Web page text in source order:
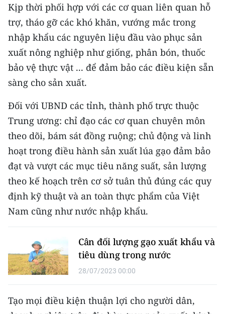
ENGLISH
中文
FRANÇAIS
РУССКИЙ
ESPAÑOL
한국어
Kịp thời phối hợp với các cơ quan liên quan hỗ
trợ, tháo gỡ các khó khăn, vướng mắc trong
nhập khẩu các nguyên liệu đầu vào phục sản
xuất nông nghiệp như giống, phân bón, thuốc
bảo vệ thực vật ... để đảm bảo các điều kiện sẵn
sàng cho sản xuất.
Đối với UBND các tỉnh, thành phố trực thuộc
Trung ương: chỉ đạo các cơ quan chuyên môn
theo dõi, bám sát đồng ruộng; chủ động và linh
hoạt trong điều hành sản xuất lúa gạo đảm bảo
đạt và vượt các mục tiêu năng suất, sản lượng
theo kế hoạch trên cơ sở tuân thủ đúng các quy
định kỹ thuật và an toàn thực phẩm của Việt
Nam cũng như nước nhập khẩu.
Cân đối lượng gạo xuất khẩu và
tiêu dùng trong nước
28/07/2023 00:00
Tạo mọi điều kiện thuận lợi cho người dân,